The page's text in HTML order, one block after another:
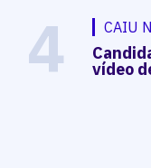
4 CAIU
vídeo